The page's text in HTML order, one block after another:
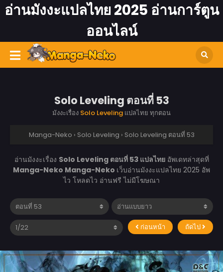
อ่านมังงะแปลไทย 2025 อ่านการ์ตูน
ออนไลน์
Solo Leveling ตอนที่ 53
มังงะเรื่อง Solo Leveling แปลไทย ทุกตอน
Manga-Neko › Solo Leveling › Solo Leveling ตอนที่ 53
อ่านมังงะเรื่อง Solo Leveling ตอนที่ 53 แปลไทยอัพเดทล่าสุดที่
Manga-Neko Manga-Neko เว็บอ่านมังงะแปลไทย 2025 อัพ
ไว โหลดไว อ่านฟรี ไม่มีโฆษณา
ก่อนหน้า ถัดไป